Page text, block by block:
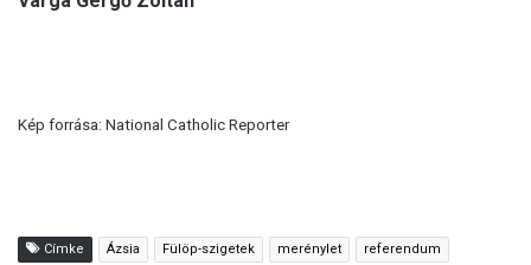
Kép forrása: National Catholic Reporter
Címke Ázsia Fülöp-szigetek merénylet referendum